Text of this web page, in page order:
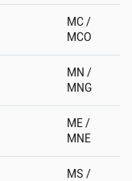
MC /
MCO
MN /
MNG
ME /
MNE
MS /